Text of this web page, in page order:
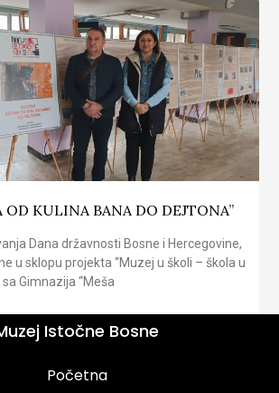
OD KULINA BANA DO DEJTONA”
Dana državnosti Bosne i Hercegovine,
u sklopu projekta “Muzej u školi – škola u
Gimnazija “Meša
Istočne Bosne
Početna